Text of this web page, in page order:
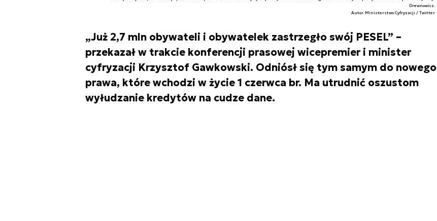
Drewnowicz.
Autor. Ministerstwo Cyfryzacji / Twitter
„Już 2,7 mln obywateli i obywatelek zastrzegło swój PESEL” –
przekazał w trakcie konferencji prasowej wicepremier i minister
cyfryzacji Krzysztof Gawkowski. Odniósł się tym samym do nowego
prawa, które wchodzi w życie 1 czerwca br. Ma utrudnić oszustom
wyłudzanie kredytów na cudze dane.